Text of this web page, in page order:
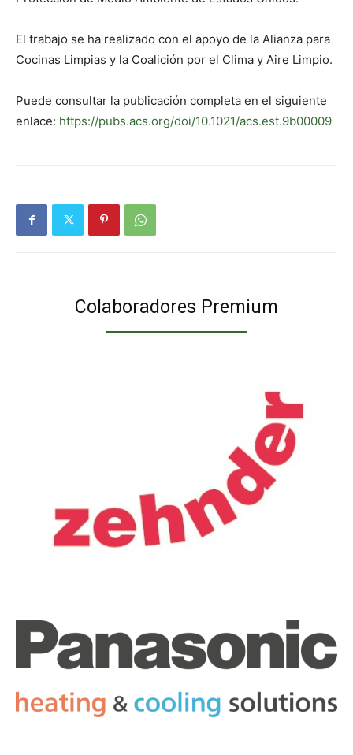
El trabajo se ha realizado con el apoyo de la Alianza para
Cocinas Limpias y la Coalición por el Clima y Aire Limpio.
Puede consultar la publicación completa en el siguiente
enlace: https://pubs.acs.org/doi/10.1021/acs.est.9b00009
Colaboradores Premium